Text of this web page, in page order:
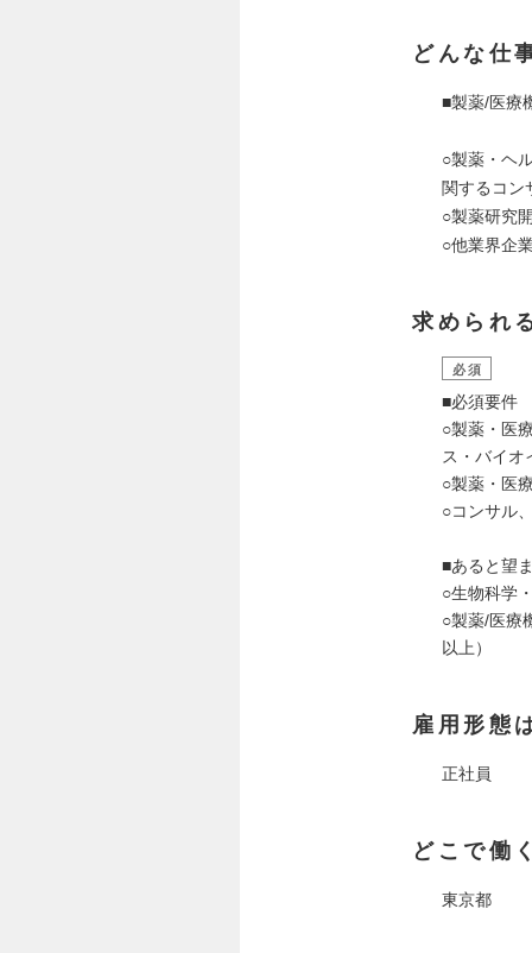
どんな仕
■製薬/医療
○製薬・ヘ
関するコン
○製薬研究
○他業界企
求められ
必須
■必須要件
○製薬・医
ス・バイオ
○製薬・医
○コンサル
■あると望
○生物科学
○製薬/医療
以上）
雇用形態
正社員
どこで働
東京都